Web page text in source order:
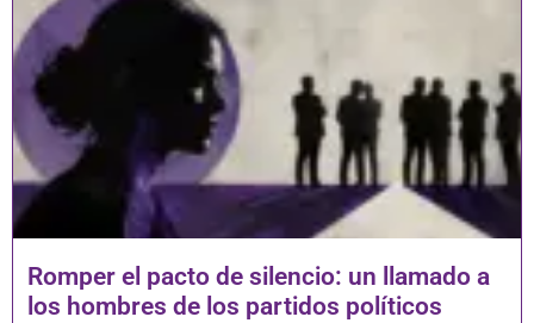
Romper el pacto de silencio: un llamado a
los hombres de los partidos políticos